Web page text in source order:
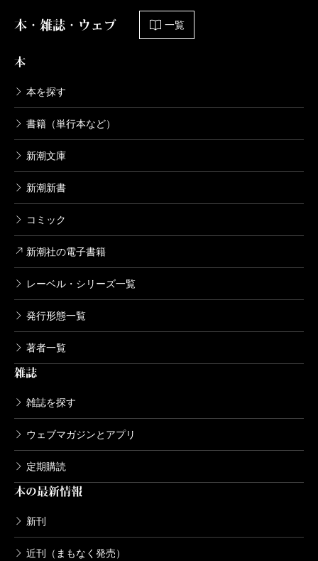
本・雑誌・ウェブ 一覧
本
本を探す
書籍（単行本など）
新潮文庫
新潮新書
コミック
新潮社の電子書籍
レーベル・シリーズ一覧
発行形態一覧
著者一覧
雑誌
雑誌を探す
ウェブマガジンとアプリ
定期購読
本の最新情報
新刊
近刊（まもなく発売）